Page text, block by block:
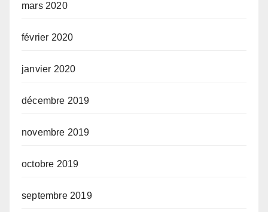
mars 2020
février 2020
janvier 2020
décembre 2019
novembre 2019
octobre 2019
septembre 2019